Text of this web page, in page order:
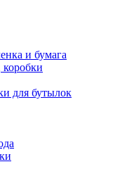
и бумага
для бутылок